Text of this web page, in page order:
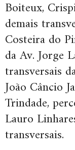
Boiteux,
demais
Costeira do
da Av. Jorge
transversais
João Câncio
Trindade,
Lauro
transversais.